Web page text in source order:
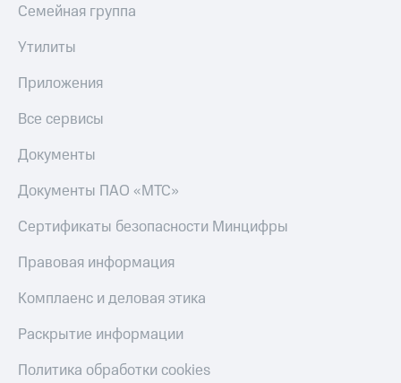
Семейная группа
Утилиты
Приложения
Все сервисы
Документы
Документы ПАО «МТС»
Сертификаты безопасности Минцифры
Правовая информация
Комплаенс и деловая этика
Раскрытие информации
Политика обработки cookies